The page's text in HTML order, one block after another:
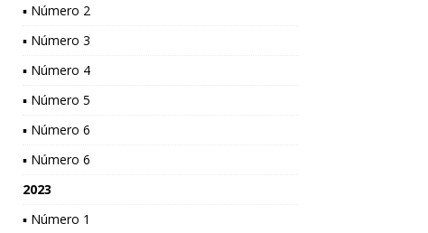
▪ Número 2
▪ Número 3
▪ Número 4
▪ Número 5
▪ Número 6
▪ Número 6
2023
▪ Número 1